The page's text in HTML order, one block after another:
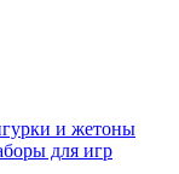
и жетоны
для игр